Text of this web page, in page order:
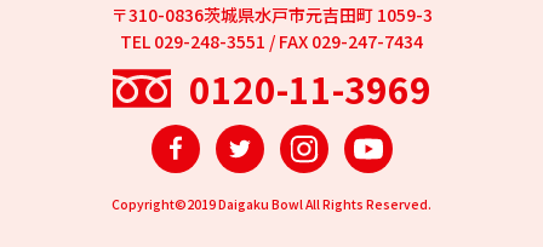
〒310-0836茨城県水戸市元吉田町 1059-3
TEL 029-248-3551 / FAX 029-247-7434
0120-11-3969
FacebookTwitterInstagramYouTube
Copyright©2019 Daigaku Bowl All Rights Reserved.